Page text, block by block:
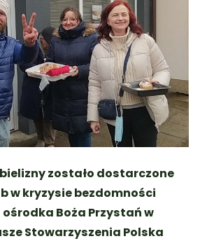
zostało dostarczone
w kryzysie bezdomności
Boża Przystań w
Stowarzyszenia Polska